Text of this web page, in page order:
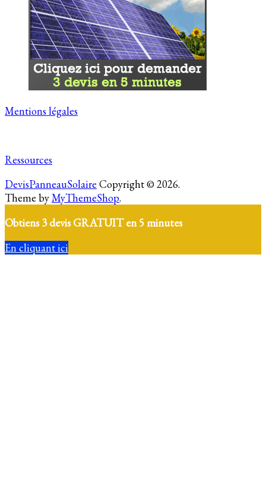
Mentions légales
Ressources
DevisPanneauSolaire Copyright © 2026.
Theme byMyThemeShop.
Obtiens 3 devis GRATUIT en 5 minutes
En cliquant ici